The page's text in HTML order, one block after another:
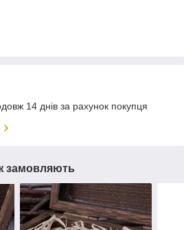
14 днів за рахунок покупця
замовляють